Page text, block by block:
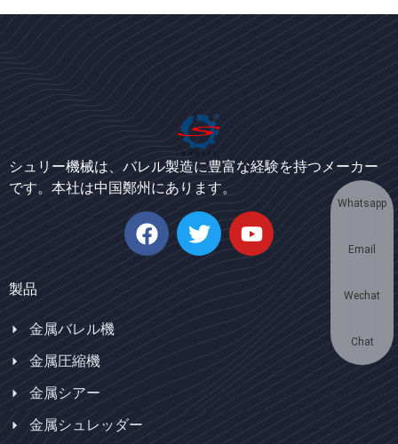
シュリー機械は、バレル製造に豊富な経験を持つメーカー
です。本社は中国鄭州にあります。
製品
金属バレル機
金属圧縮機
金属シアー
金属シュレッダー
Portuguese
Turkish
Thai
German
Whatsapp
Email
Wechat
Chat